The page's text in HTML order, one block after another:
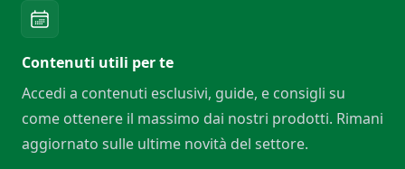
Contenuti utili per te
Accedi a contenuti esclusivi, guide, e consigli su
come ottenere il massimo dai nostri prodotti. Rimani
aggiornato sulle ultime novità del settore.